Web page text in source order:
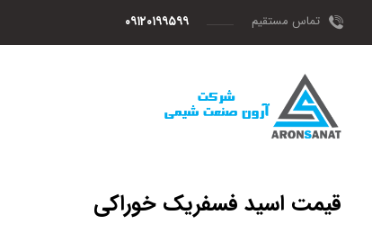
تماس مستقیم ۰۹۱۲۰۱۹۹۵۹۹
قیمت اسید فسفریک خوراکی